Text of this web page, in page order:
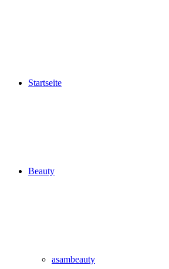
Startseite
Beauty
asambeauty